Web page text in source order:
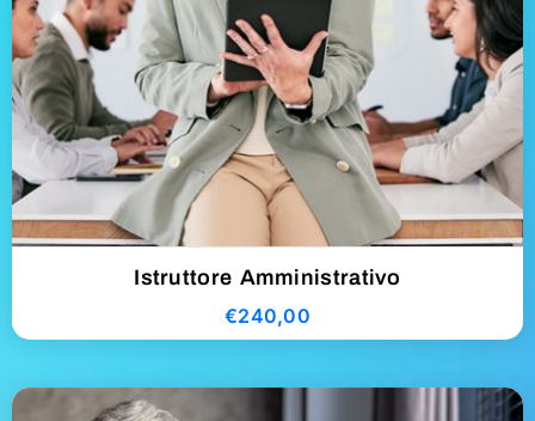
Istruttore Amministrativo
€240,00